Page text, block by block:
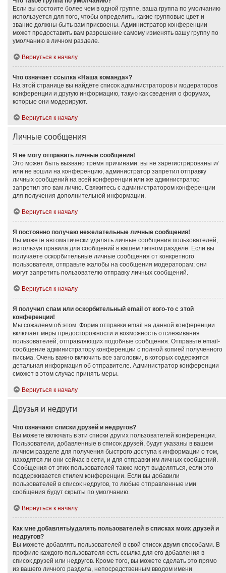
Если вы состоите более чем в одной группе, ваша группа по умолчанию
используется для того, чтобы определить, какие групповые цвет и
звание должны быть вам присвоены. Администратор конференции
может предоставить вам разрешение самому изменять вашу группу по
умолчанию в личном разделе.
Вернуться к началу
Что означает ссылка «Наша команда»?
На этой странице вы найдёте список администраторов и модераторов
конференции и другую информацию, такую как сведения о форумах,
которые они модерируют.
Вернуться к началу
Личные сообщения
Я не могу отправить личные сообщения!
Это может быть вызвано тремя причинами: вы не зарегистрированы и/
или не вошли на конференцию, администратор запретил отправку
личных сообщений на всей конференции или же администратор
запретил это вам лично. Свяжитесь с администратором конференции
для получения дополнительной информации.
Вернуться к началу
Я постоянно получаю нежелательные личные сообщения!
Вы можете автоматически удалять личные сообщения пользователей,
используя правила для сообщений в вашем личном разделе. Если вы
получаете оскорбительные личные сообщения от конкретного
пользователя, отправьте жалобы на сообщения модераторам; они
могут запретить пользователю отправку личных сообщений.
Вернуться к началу
Я получил спам или оскорбительный email от кого-то с этой
конференции!
Мы сожалеем об этом. Форма отправки email на данной конференции
включает меры предосторожности и возможность отслеживания
пользователей, отправляющих подобные сообщения. Отправьте email-
сообщение администратору конференции с полной копией полученного
письма. Очень важно включить все заголовки, в которых содержится
детальная информация об отправителе. Администратор конференции
сможет в этом случае принять меры.
Вернуться к началу
Друзья и недруги
Что означают списки друзей и недругов?
Вы можете включать в эти списки других пользователей конференции.
Пользователи, добавленные в список друзей, будут указаны в вашем
личном разделе для получения быстрого доступа к информации о том,
находятся ли они сейчас в сети, и для отправки им личных сообщений.
Сообщения от этих пользователей также могут выделяться, если это
поддерживается стилем конференции. Если вы добавили
пользователей в список недругов, то любые отправленные ими
сообщения будут скрыты по умолчанию.
Вернуться к началу
Как мне добавлять/удалять пользователей в списках моих друзей и
недругов?
Вы можете добавлять пользователей в свой список двумя способами. В
профиле каждого пользователя есть ссылка для его добавления в
список друзей или недругов. Кроме того, вы можете сделать это прямо
из вашего личного раздела, непосредственным вводом имени